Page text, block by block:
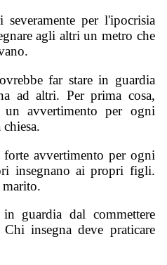
per l'ipocrisia
agli altri un metro che
far stare in guardia
ad altri. Per prima cosa,
un avvertimento per ogni
avvertimento per ogni
insegnano ai propri figli.
guardia dal commettere
insegna deve praticare